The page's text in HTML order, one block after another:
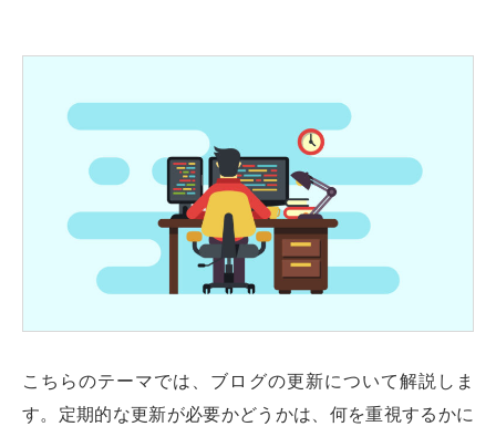
こちらのテーマでは、ブログの更新について解説しま
す。定期的な更新が必要かどうかは、何を重視するかに